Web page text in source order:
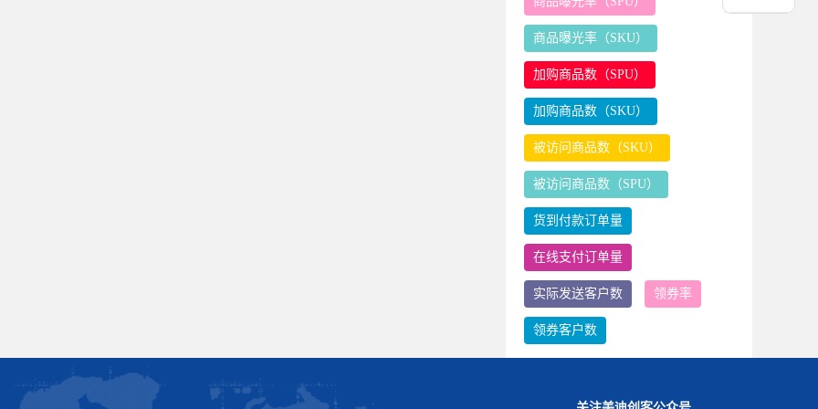
商品曝光率（SKU）
加购商品数（SPU）
加购商品数（SKU）
被访问商品数（SKU）
被访问商品数（SPU）
货到付款订单量
在线支付订单量
实际发送客户数 领券率
领券客户数